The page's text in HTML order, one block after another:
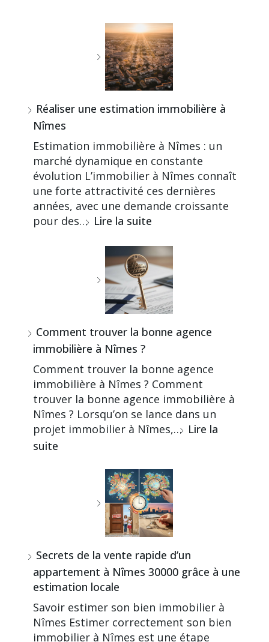
Réaliser une estimation immobilière à
Nîmes
Estimation immobilière à Nîmes : un
marché dynamique en constante
évolution L’immobilier à Nîmes connaît
une forte attractivité ces dernières
années, avec une demande croissante
pour des… Lire la suite
Comment trouver la bonne agence
immobilière à Nîmes ?
Comment trouver la bonne agence
immobilière à Nîmes ? Comment
trouver la bonne agence immobilière à
Nîmes ? Lorsqu’on se lance dans un
projet immobilier à Nîmes,… Lire la
suite
Secrets de la vente rapide d’un
appartement à Nîmes 30000 grâce à une
estimation locale
Savoir estimer son bien immobilier à
Nîmes Estimer correctement son bien
immobilier à Nîmes est une étape